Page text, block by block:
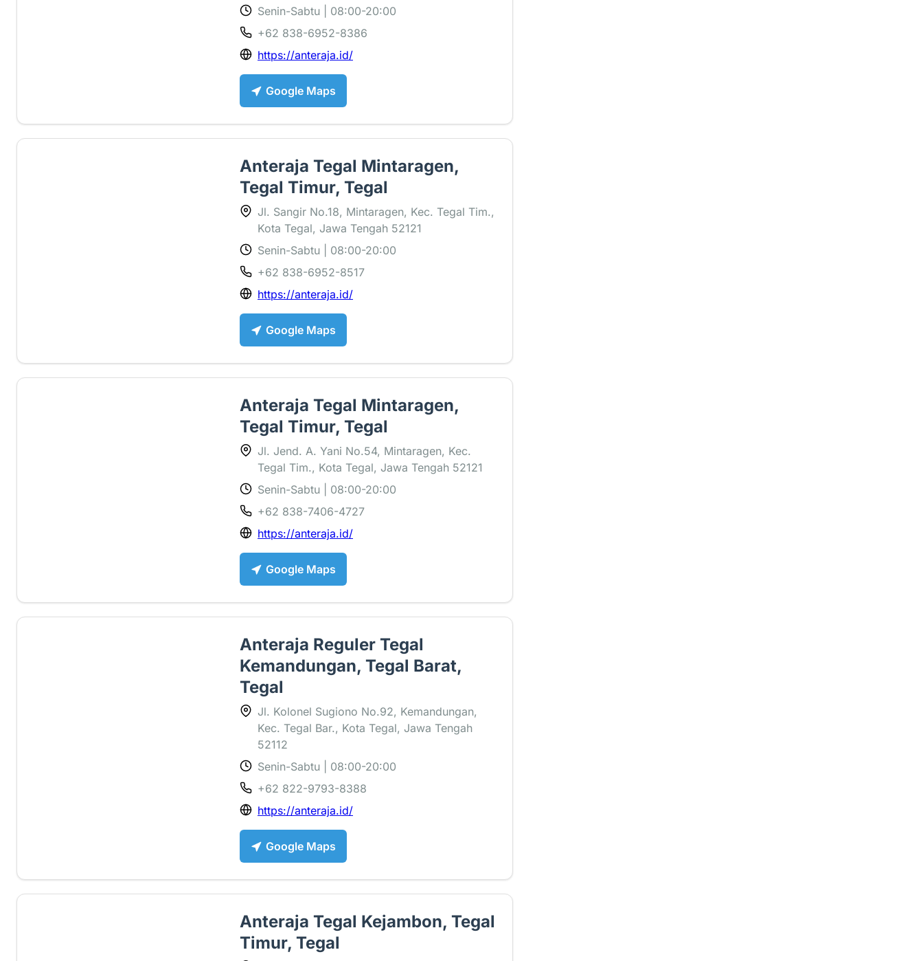
Senin-Sabtu | 08:00-20:00
+62 838-6952-8386
https://anteraja.id/
Google Maps
Anteraja Tegal Mintaragen,
Tegal Timur, Tegal
Jl. Sangir No.18, Mintaragen, Kec. Tegal Tim.,
Kota Tegal, Jawa Tengah 52121
Senin-Sabtu | 08:00-20:00
+62 838-6952-8517
https://anteraja.id/
Google Maps
Anteraja Tegal Mintaragen,
Tegal Timur, Tegal
Jl. Jend. A. Yani No.54, Mintaragen, Kec.
Tegal Tim., Kota Tegal, Jawa Tengah 52121
Senin-Sabtu | 08:00-20:00
+62 838-7406-4727
https://anteraja.id/
Google Maps
Anteraja Reguler Tegal
Kemandungan, Tegal Barat,
Tegal
Jl. Kolonel Sugiono No.92, Kemandungan,
Kec. Tegal Bar., Kota Tegal, Jawa Tengah
52112
Senin-Sabtu | 08:00-20:00
+62 822-9793-8388
https://anteraja.id/
Google Maps
Anteraja Tegal Kejambon, Tegal
Timur, Tegal